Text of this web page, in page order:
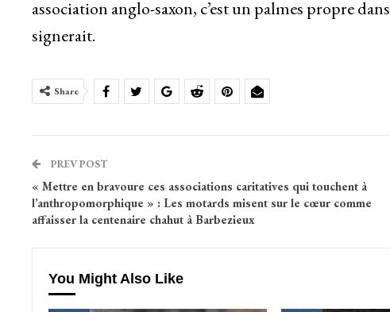
association anglo-saxon, c’est un palmes propre
signerait.
Share
PREV POST
« Mettre en bravoure ces associations caritatives qui touchent à
l’anthropomorphique » : Les motards misent sur le cœur comme
affaisser la centenaire chahut à Barbezieux
You Might Also Like